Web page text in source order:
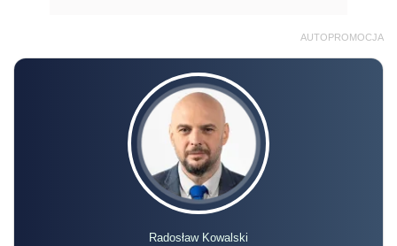
AUTOPROMOCJA
Radosław Kowalski